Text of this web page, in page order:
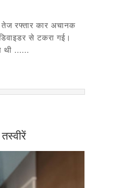
रफ्तार कार अचानक
से टकरा गई।
थी ......
तस्वीरें